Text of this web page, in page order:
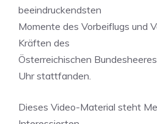
beeindruckendsten
Momente des Vorbeiflugs und
Kräften des
Österreichischen
Uhr stattfanden.
Dieses Video-Material steht